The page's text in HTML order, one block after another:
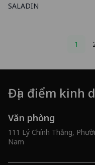
SALADIN
Posts
1
Địa điểm kinh
Văn phòng
111 Lý Chính Thắng,
Nam